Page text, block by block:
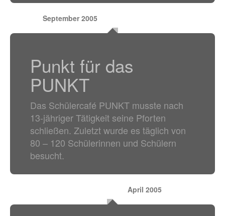
September 2005
Punkt für das
PUNKT
Das Schülercafé PUNKT musste nach
13-jähriger Tätigkeit seine Pforten
schließen. Zuletzt wurde es täglich von
80 – 120 Schülerinnen und Schülern
besucht.
April 2005